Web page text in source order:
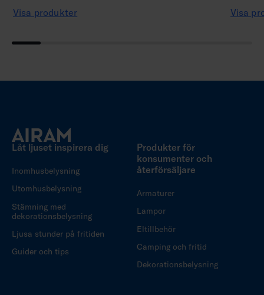
Visa produkter Visa
Låt ljuset inspirera dig
Inomhusbelysning
Utomhusbelysning
Stämning med
dekorationsbelysning
Ljusa stunder på fritiden
Guider och tips
Produkter för
konsumenter och
återförsäljare
Armaturer
Lampor
Eltillbehör
Camping och fritid
Dekorationsbelysning